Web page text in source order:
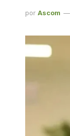
por Ascom